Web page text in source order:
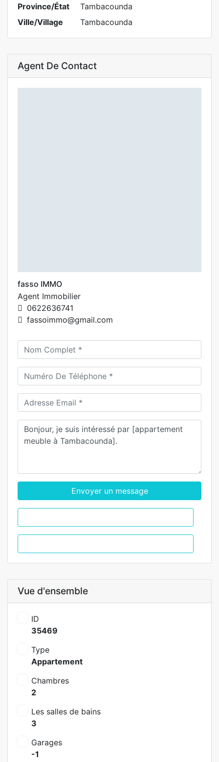
Province/État
Tambacounda
Ville/Village
Tambacounda
Agent De Contact
fasso IMMO
Agent Immobilier
0622636741
fassoimmo@gmail.com
Envoyer un message
Vue d'ensemble
ID
35469
Type
Appartement
Chambres
2
Les salles de bains
3
Garages
-1